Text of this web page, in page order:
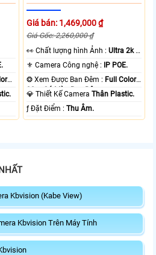
Giá bán: 1,469,000 ₫
Giá Gốc: 2,260,000 ₫
️👀 Chất lượng hình Ảnh :Ultra 2k +
⚜️ Camera Công nghệ : IP POE.
❂ Xem Được Ban Đêm : Full Color
30m Có Màu Ban Ðêm.
💎 Thiết Kế CameraThân Plastic.
️ƒ Đặt Điểm :Thu Âm.
Kbvision (Kabe View)
Kbvision Trên Máy Tính